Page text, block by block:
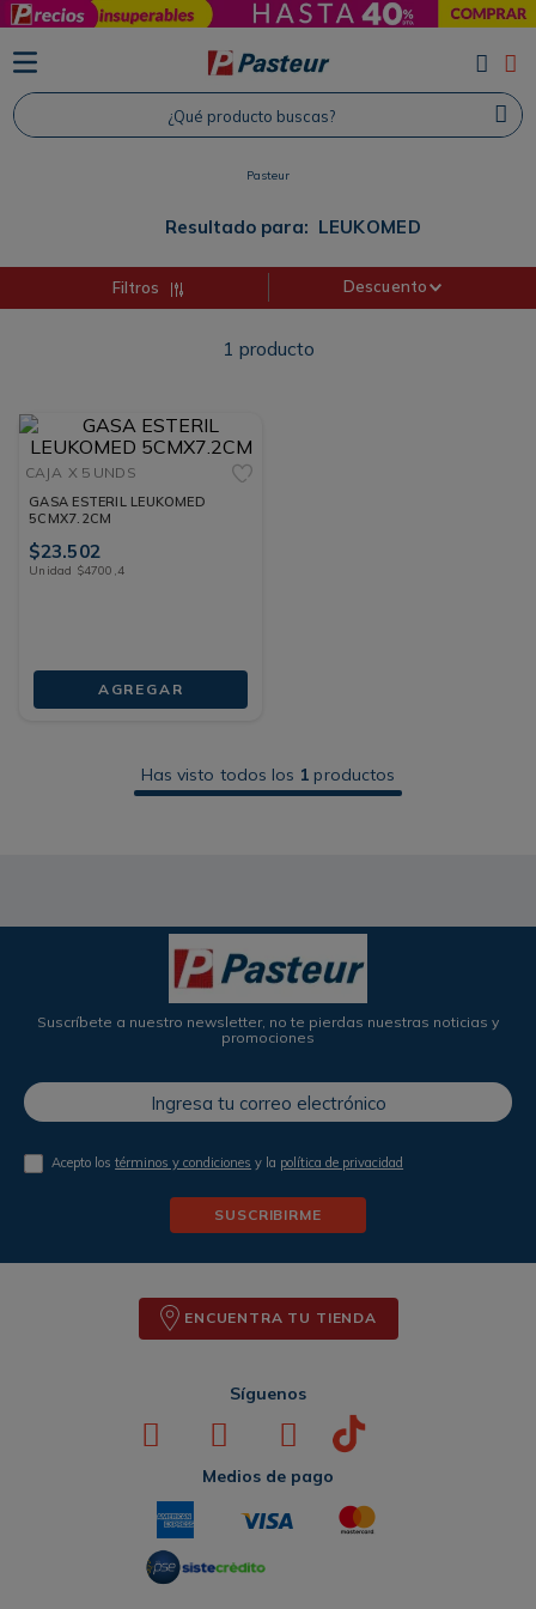
¿Qué producto buscas?
Pasteur
Resultado para: LEUKOMED
Filtros Descuento
1 producto
CAJA X 5 UNDS
GASA ESTERIL LEUKOMED
5CMX7.2CM
$23.502
Unidad $4700 4
AGREGAR
Has visto todos los 1 productos
Suscríbete a nuestro newsletter, no te pierdas nuestras noticias y
promociones
Acepto lostérminos y condiciones y la política de privacidad
SUSCRIBIRME
ENCUENTRA TU TIENDA
Síguenos
Medios de pago
TÉRMINOS MÁS BUSCADOS
1. Protector Solar
2. Shampoo